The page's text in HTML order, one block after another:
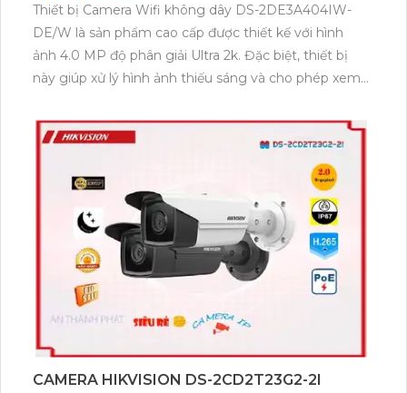
Thiết bị Camera Wifi không dây DS-2DE3A404IW-
DE/W là sản phẩm cao cấp được thiết kế với hình
ảnh 4.0 MP độ phân giải Ultra 2k. Đặc biệt, thiết bị
này giúp xử lý hình ảnh thiếu sáng và cho phép xem
dụng chip xử lý hình ảnh Progressive Scan CMOS,
thiết bị thu hình ảnh màu đẹp hơn và có chất lượng
trung thực. Với công nghệ IP Wifi, sản phẩm này
đem lại sự tiện lợi và linh hoạt trong việc theo dõi và
giám sát các dự án cao cấp.
CAMERA HIKVISION DS-2CD2T23G2-2I